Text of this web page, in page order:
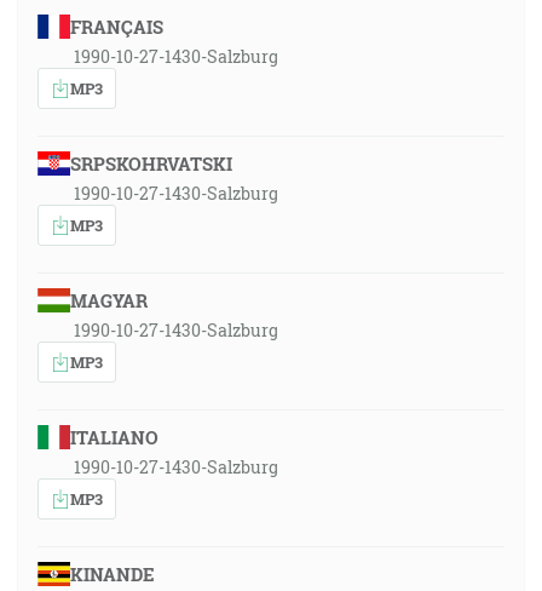
FRANÇAIS
1990-10-27-1430-Salzburg
MP3
SRPSKOHRVATSKI
1990-10-27-1430-Salzburg
MP3
MAGYAR
1990-10-27-1430-Salzburg
MP3
ITALIANO
1990-10-27-1430-Salzburg
MP3
KINANDE